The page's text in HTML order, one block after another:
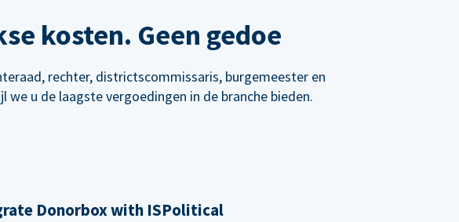
kosten. Geen gedoe
rechter, districtscommissaris, burgemeester en
u de laagste vergoedingen in de branche bieden.
Donorbox with ISPolitical